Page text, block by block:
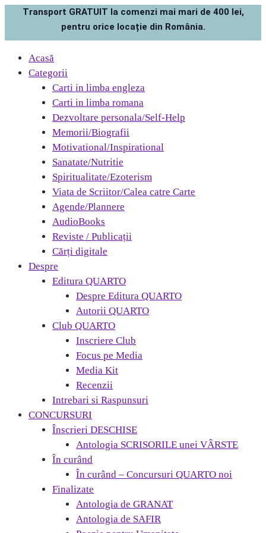
Transport GRATUIT la comenzi mai mari de 400 lei,
pentru orice locație din România.
Acasă
Categorii
Carti in limba engleza
Carti in limba romana
Dezvoltare personala/Self-Help
Memorii/Biografii
Motivational/Inspirational
Sanatate/Nutritie
Spiritualitate/Ezoterism
Viata de Scriitor/Calea catre Carte
Agende/Plannere
AudioBooks
Reviste / Publicații
Cărți digitale
Despre
Editura QUARTO
Despre Editura QUARTO
Autorii QUARTO
Club QUARTO
Inscriere Club
Focus pe Media
Media Kit
Recenzii
Intrebari si Raspunsuri
CONCURSURI
Înscrieri DESCHISE
Antologia SCRISORILE unei VÂRSTE
În curând
În curând – Concursuri QUARTO noi
Finalizate
Antologia de GRANAT
Antologia de SAFIR